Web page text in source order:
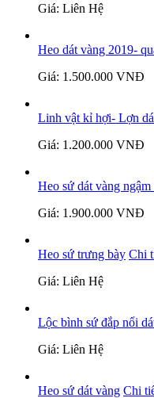
Giá: Liên Hệ
Heo dát vàng 2019-
Giá: 1.500.000 VNĐ
Linh vật kỉ hợi- Lợn
Giá: 1.200.000 VNĐ
Heo sứ dát vàng ngậm
Giá: 1.900.000 VNĐ
Heo sứ trưng bày Chi
Giá: Liên Hệ
Lộc bình sứ đắp nổi
Giá: Liên Hệ
Heo sứ dát vàng Chi